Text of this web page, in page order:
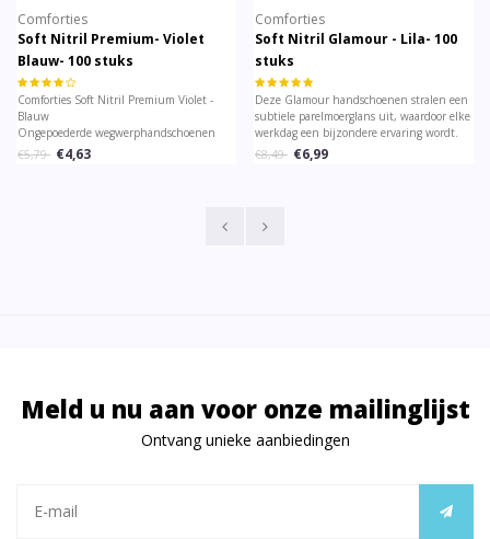
Comforties
Soft Nitril Premium- Violet
Blauw- 100 stuks
Comforties Soft Nitril Premium Violet -
Blauw
Ongepoederde wegwerphandschoenen
€5,79
€4,63
Comforties
Soft Nitril Glamour - Lila- 100
stuks
Deze Glamour handschoenen stralen een
subtiele parelmoerglans uit, waardoor elke
werkdag een bijzondere ervaring wordt.
€8,49
€6,99
Meld u nu aan voor onze mailinglijst
Ontvang unieke aanbiedingen